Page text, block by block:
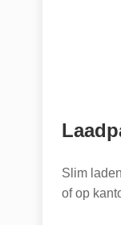
Slim
of op